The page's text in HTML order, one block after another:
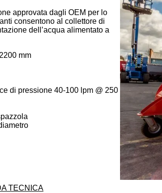
approvata dagli OEM per lo
consentono al collettore di
dell’acqua alimentato a
mm
di pressione 40-100 lpm @ 250
TECNICA